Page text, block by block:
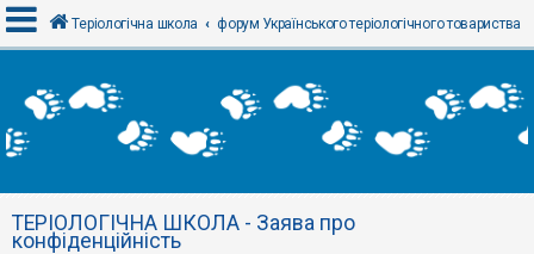
х
і
Р
Теріологічна школа форум Українського теріологічного товариства
ТЕРІОЛОГІЧНА ШКОЛА - Заява про
конфіденційність